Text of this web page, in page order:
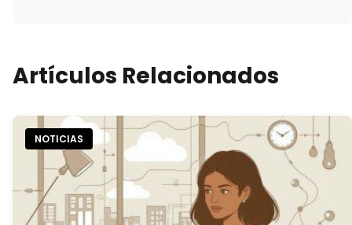
Artículos Relacionados
NOTICIAS